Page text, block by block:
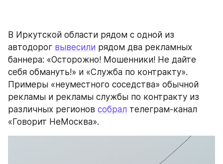
В Иркутской области рядом с одной из
автодорог вывесили рядом два рекламных
баннера: «Осторожно! Мошенники! Не дайте
себя обмануть!» и «Служба по контракту».
Примеры «неуместного соседства» обычной
рекламы и рекламы службы по контракту из
различных регионов собрал телеграм-канал
«Говорит НеМосква».